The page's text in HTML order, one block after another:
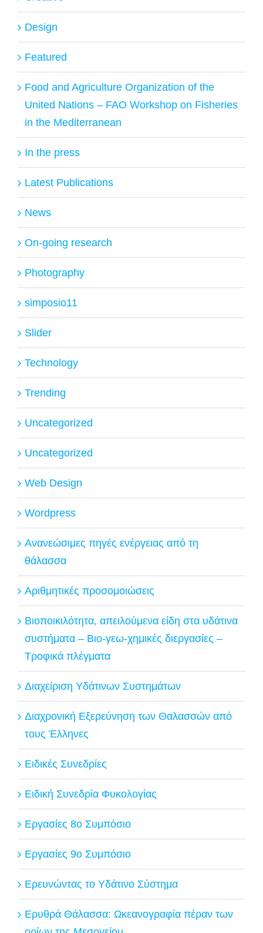
Design
Featured
Food and Agriculture Organization of the
United Nations – FAO Workshop on Fisheries
in the Mediterranean
In the press
Latest Publications
News
On-going research
Photography
simposio11
Slider
Technology
Trending
Uncategorized
Uncategorized
Web Design
Wordpress
Ανανεώσιμες πηγές ενέργειας από τη
θάλασσα
Αριθμητικές προσομοιώσεις
Βιοποικιλότητα, απειλούμενα είδη στα υδάτινα
συστήματα – Βιο-γεω-χημικές διεργασίες –
Τροφικά πλέγματα
Διαχείριση Υδάτινων Συστημάτων
Διαχρονική Εξερεύνηση των Θαλασσών από
τους Έλληνες
Ειδικές Συνεδρίες
Ειδική Συνεδρία Φυκολογίας
Εργασίες 8ο Συμπόσιο
Εργασίες 9ο Συμπόσιο
Ερευνώντας το Υδάτινο Σύστημα
Ερυθρά Θάλασσα: Ωκεανογραφία πέραν των